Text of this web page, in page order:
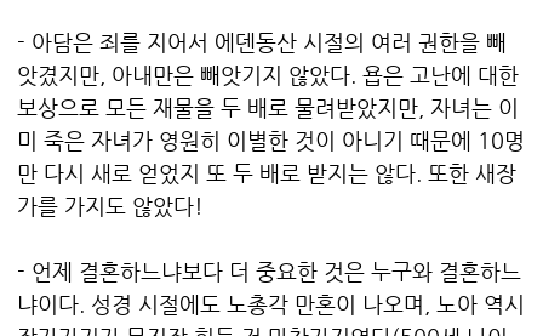
- 아담은 죄를 지어서 에덴동산 시절의 여러 권한을 빼
앗겼지만, 아내만은 빼앗기지 않았다. 욥은 고난에 대한
보상으로 모든 재물을 두 배로 물려받았지만, 자녀는 이
미 죽은 자녀가 영원히 이별한 것이 아니기 때문에 10명
만 다시 새로 얻었지 또 두 배로 받지는 않다. 또한 새장
가를 가지도 않았다!
- 언제 결혼하느냐보다 더 중요한 것은 누구와 결혼하느
냐이다. 성경 시절에도 노총각 만혼이 나오며, 노아 역시